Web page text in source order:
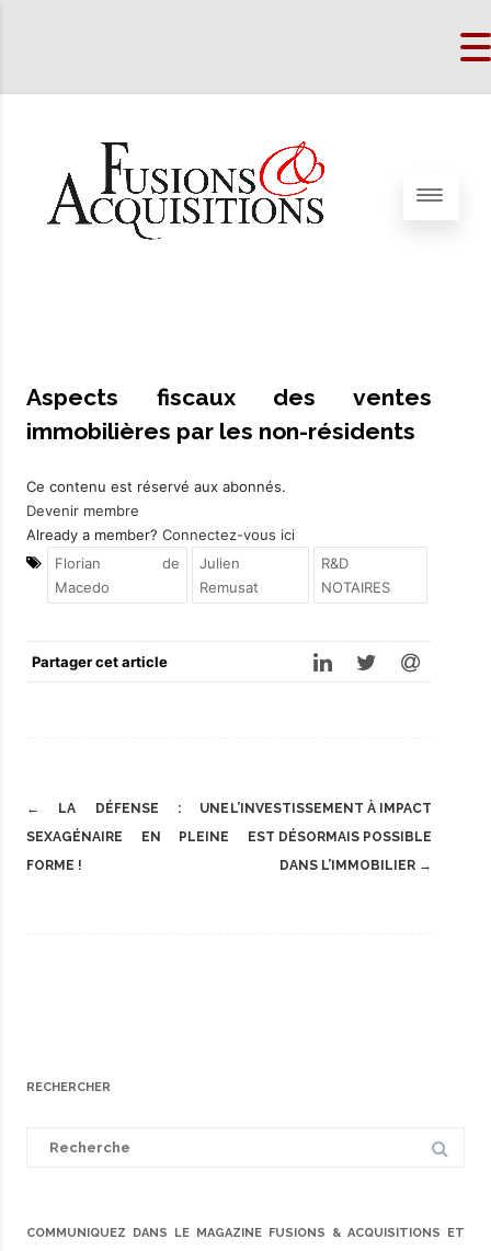
Aspects fiscaux des ventes
immobilières par les non-résidents
Ce contenu est réservé aux abonnés.
Devenir membre
Already a member? Connectez-vous ici
Florian de
Macedo
Julien
Remusat
R&D
NOTAIRES
Partager cet article
Post
navigation
←
LA DÉFENSE : UNE
SEXAGÉNAIRE EN PLEINE
FORME !
L’INVESTISSEMENT À IMPACT
EST DÉSORMAIS POSSIBLE
DANS L’IMMOBILIER →
RECHERCHER
COMMUNIQUEZ DANS LE MAGAZINE FUSIONS & ACQUISITIONS ET